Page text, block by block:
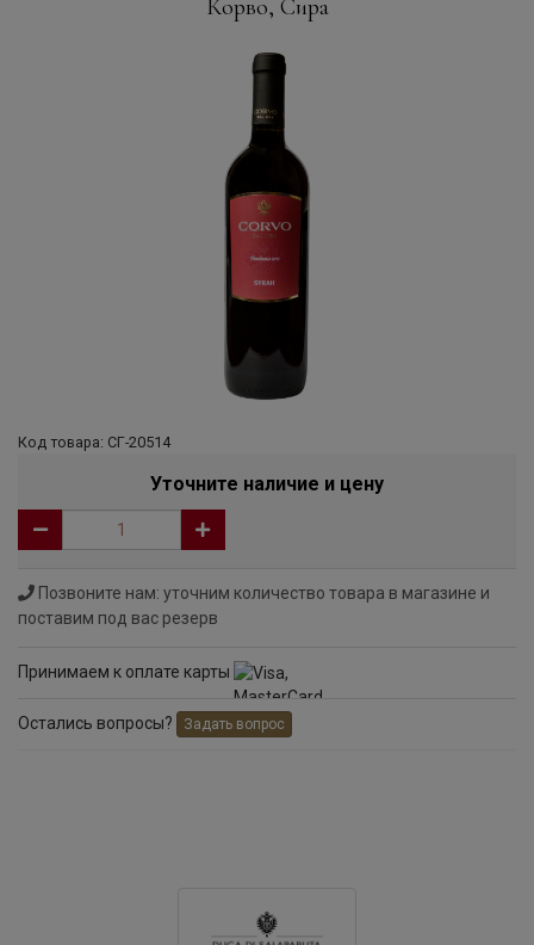
Корво, Сира
Код товара: СГ-20514
Уточните наличие и цену
Позвоните нам: уточним количество товара в магазине и
поставим под вас резерв
Принимаем к оплате карты
Остались вопросы? Задать вопрос